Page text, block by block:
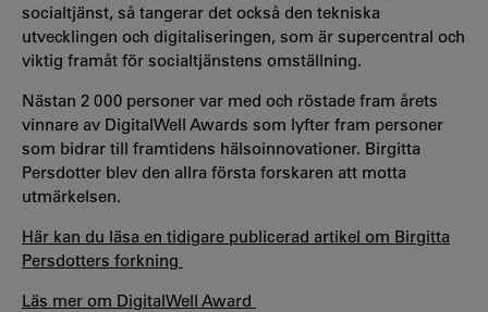
socialtjänst, så tangerar det också den tekniska
utvecklingen och digitaliseringen, som är supercentral och
viktig framåt för socialtjänstens omställning.
Nästan 2 000 personer var med och röstade fram årets
vinnare av DigitalWell Awards som lyfter fram personer
som bidrar till framtidens hälsoinnovationer. Birgitta
Persdotter blev den allra första forskaren att motta
utmärkelsen.
Här kan du läsa en tidigare publicerad artikel om Birgitta
Persdotters forkning
Läs mer om DigitalWell Award